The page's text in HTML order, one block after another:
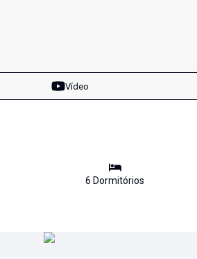
Vídeo
6 Dormitórios